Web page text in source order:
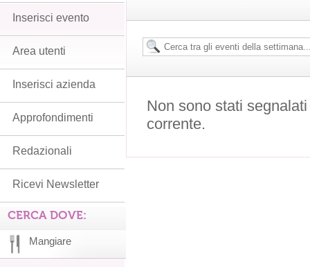
Non sono stati
corrente.
Inserisci evento
Area utenti
Inserisci azienda
Approfondimenti
Redazionali
Ricevi Newsletter
CERCA DOVE:
Mangiare